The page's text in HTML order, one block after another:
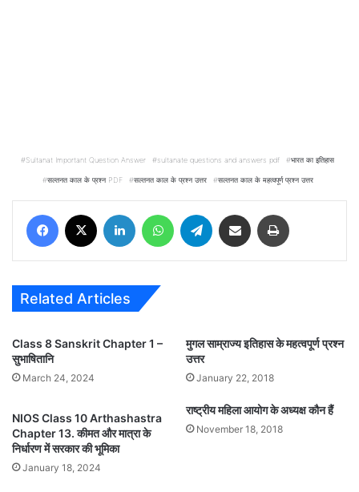
Sultanat Important Question Answer sultanate questions and answers pdf भारत का इतिहास
सल्तनत काल के प्रश्न PDF सल्तनत काल के प्रश्न उत्तर सल्तनत काल के महत्वपूर्ण प्रश्न उत्तर
Facebook LinkedIn WhatsAppTelegram Share via Email
Related Articles
Class 8 Sanskrit Chapter 1 –
सुभाषितानि
March 24, 2024
मुगल साम्राज्य इतिहास के महत्वपूर्ण प्रश्न
उत्तर
January 22, 2018
NIOS Class 10 Arthashastra
Chapter 13. कीमत और मात्रा के
निर्धारण में सरकार की भूमिका
January 18, 2024
राष्ट्रीय महिला आयोग के अध्यक्ष कौन हैं
November 18, 2018